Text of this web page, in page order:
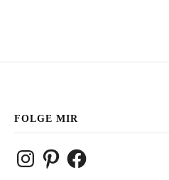
FOLGE MIR
InstagramPinterestFacebook